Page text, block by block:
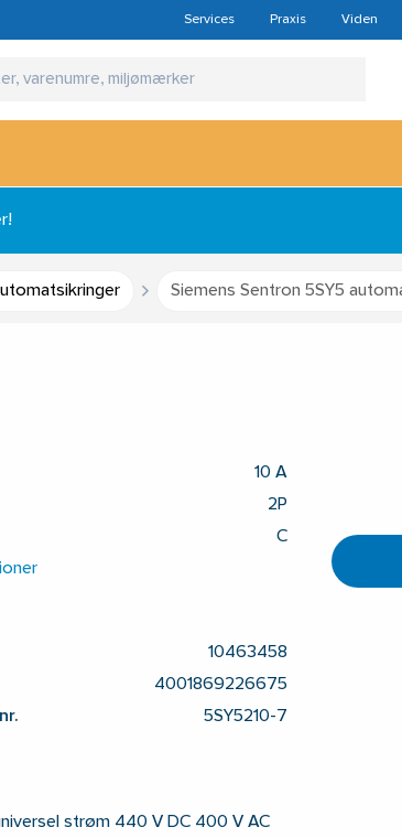
Services Praxis Viden
Siemens Sentron 5SY5
10 A
2P
C
10463458
4001869226675
5SY5210-7
strøm 440 V DC 400 V AC